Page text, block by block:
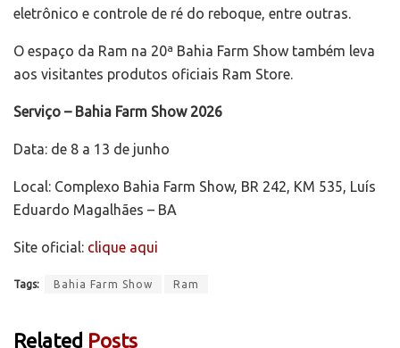
eletrônico e controle de ré do reboque, entre outras.
O espaço da Ram na 20ª Bahia Farm Show também leva
aos visitantes produtos oficiais Ram Store.
Serviço – Bahia Farm Show 2026
Data: de 8 a 13 de junho
Local: Complexo Bahia Farm Show, BR 242, KM 535, Luís
Eduardo Magalhães – BA
Site oficial: clique aqui
Tags: Bahia Farm Show Ram
Related Posts